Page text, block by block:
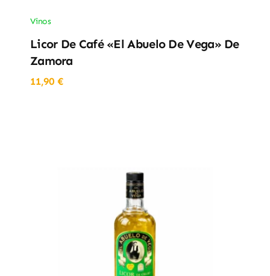
Vinos
Licor De Café «El Abuelo De Vega» De
Zamora
11,90 €